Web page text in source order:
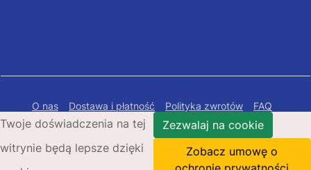
O nas Dostawa i płatność Polityka zwrotów
FAQ
Polityka prywatności
Mapa Strony
Copyright © 2026 Bigbaterii.pl. Wszelkie prawa
zastrzeżone.
Twoje doświadczenia na tej
witrynie będą lepsze dzięki
Zezwalaj na cookie
Zobacz umowę o